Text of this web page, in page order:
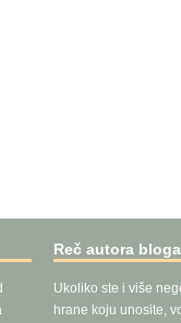
Reč autora
Ukoliko ste i više
hrane koju unosite,